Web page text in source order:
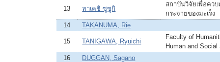
13 ทาเคชิ ซูซูกิ
สถาบันวิจัยเพื่อคว
กระจายของมะเร็ง
14
TAKANUMA, Rie
15 TANIGAWA, Ryuichi
Faculty of
Human and
16
DUGGAN, Sagano